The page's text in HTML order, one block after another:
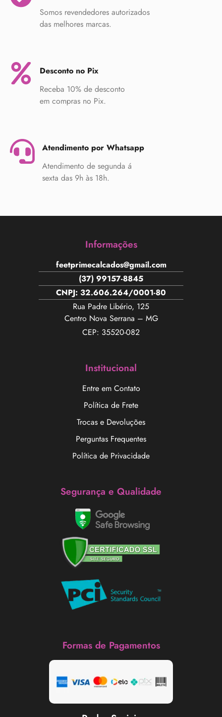
Somos revendedores autorizados
das melhores marcas.
Desconto no Pix
Receba 10% de desconto
em compras no Pix.
Atendimento por Whatsapp
Atendimento de segunda á
sexta das 9h às 18h.
Informações
feetprimecalcados@gmail.com
(37) 99157-8845
CNPJ: 32.606.264/0001-80
Rua Padre Libério, 125
Centro Nova Serrana – MG
CEP: 35520-082
Institucional
Entre em Contato
Política de Frete
Trocas e Devoluções
Perguntas Frequentes
Política de Privacidade
Segurança e Qualidade
Formas de Pagamentos